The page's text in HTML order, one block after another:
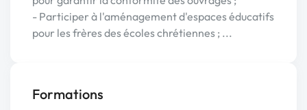
- Participer à l'aménagement d'espaces éducatifs
pour les frères des écoles chrétiennes ; ...
Formations